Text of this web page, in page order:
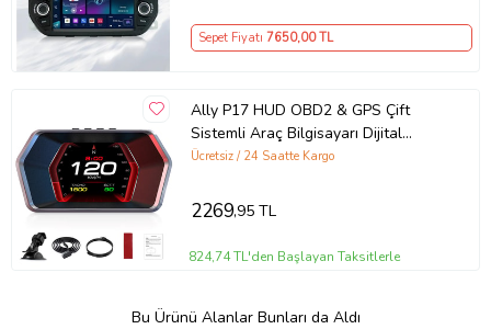
Sepet Fiyatı 7650,00 TL
Ally P17 HUD OBD2 & GPS Çift
Sistemli Araç Bilgisayarı Dijital
Kilometre,Su Yağ Sıcaklığı Hız Ölçer
Ücretsiz / 24 Saatte Kargo
2269,95 TL
824,74 TL'den Başlayan Taksitlerle
Bu Ürünü Alanlar Bunları da Aldı